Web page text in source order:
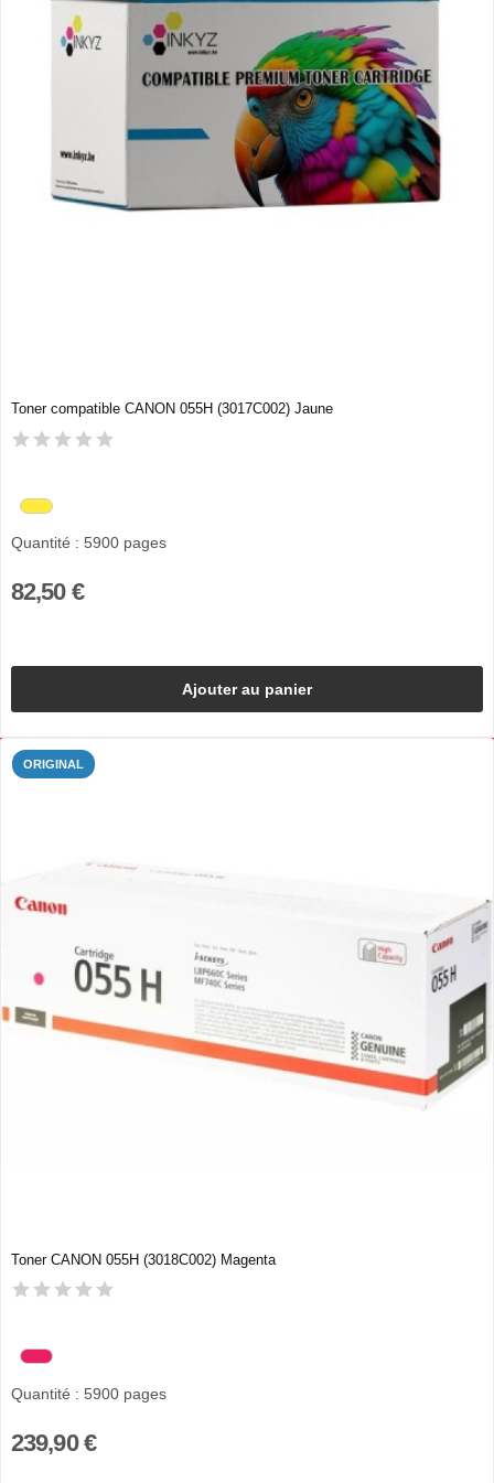
Toner compatible CANON 055H (3017C002) Jaune
Quantité : 5900 pages
82,50 €
Ajouter au panier
ORIGINAL
Toner CANON 055H (3018C002) Magenta
Quantité : 5900 pages
239,90 €